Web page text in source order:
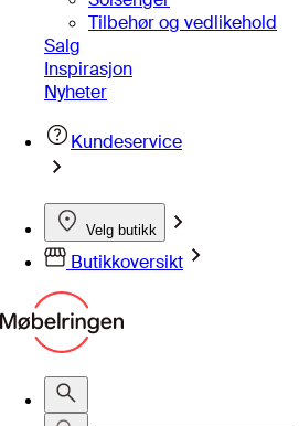
Tilbehør og vedlikehold
Salg
Inspirasjon
Nyheter
Kundeservice
Velg butikk
Butikkoversikt